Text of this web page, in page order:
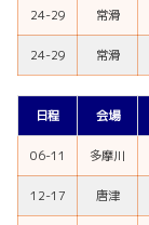
24-29 常滑
24-29 常滑
日程 会場
06-11 多摩川
12-17 唐津